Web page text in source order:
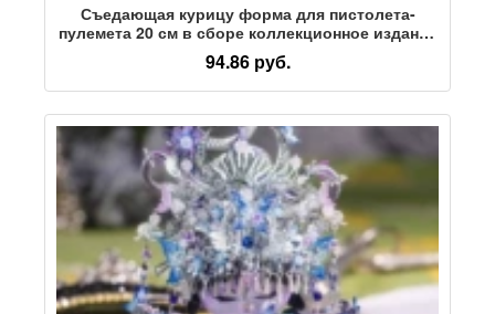
Съедающая курицу форма для пистолета-
пулемета 20 см в сборе коллекционное издание
модель для разборки брелок из сплава
игрушка игровая версия элитный реквизит
94.86 руб.